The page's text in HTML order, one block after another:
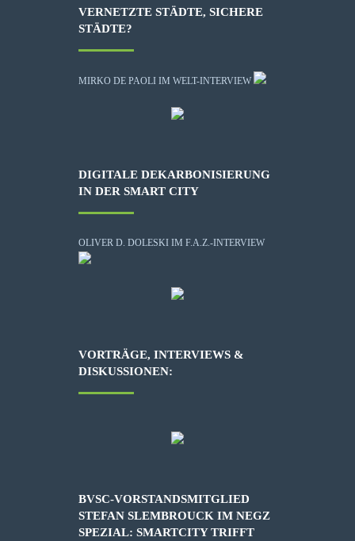
VERNETZTE STÄDTE, SICHERE
STÄDTE?
MIRKO DE PAOLI IM WELT-INTERVIEW
DIGITALE DEKARBONISIERUNG
IN DER SMART CITY
OLIVER D. DOLESKI IM F.A.Z.-INTERVIEW
VORTRÄGE, INTERVIEWS &
DISKUSSIONEN:
BVSC-VORSTANDSMITGLIED
STEFAN SLEMBROUCK IM NEGZ
SPEZIAL: SMARTCITY TRIFFT